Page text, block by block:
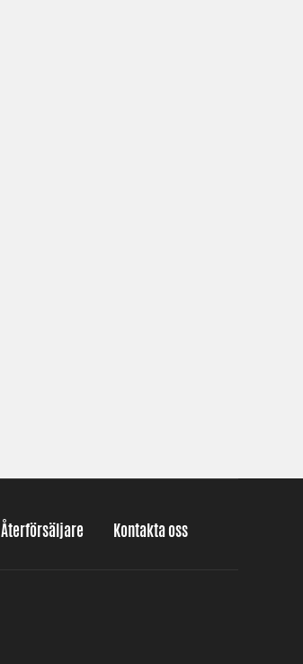
Återförsäljare Kontakta oss